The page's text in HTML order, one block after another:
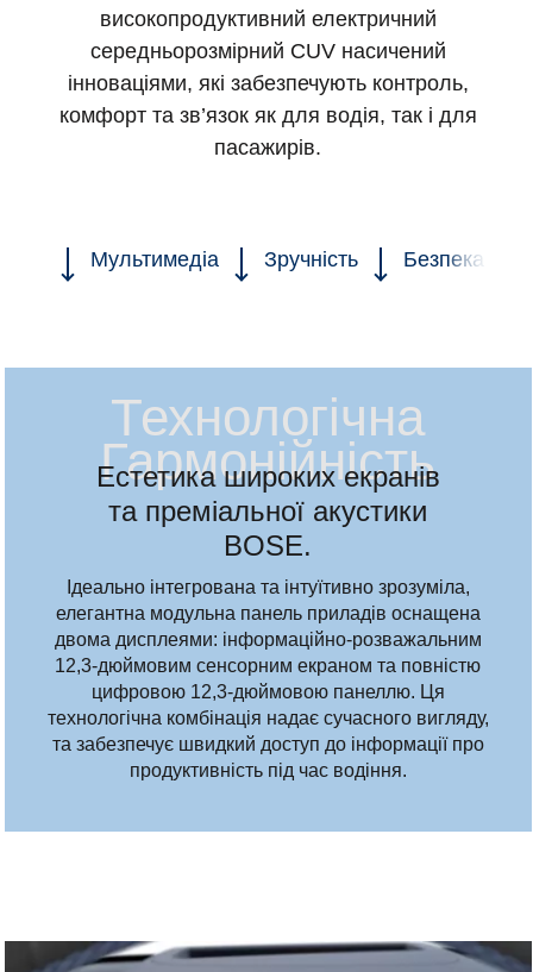
високопродуктивний електричний
середньорозмірний CUV насичений
інноваціями, які забезпечують контроль,
комфорт та зв’язок як для водія, так і для
пасажирів.
Мультимедіа Зручність Безпека
Технологічна
Гармонійність
Естетика широких екранів
та преміальної акустики
BOSE.
Ідеально інтегрована та інтуїтивно зрозуміла,
елегантна модульна панель приладів оснащена
двома дисплеями: інформаційно-розважальним
12,3-дюймовим сенсорним екраном та повністю
цифровою 12,3-дюймовою панеллю. Ця
технологічна комбінація надає сучасного вигляду,
та забезпечує швидкий доступ до інформації про
продуктивність під час водіння.